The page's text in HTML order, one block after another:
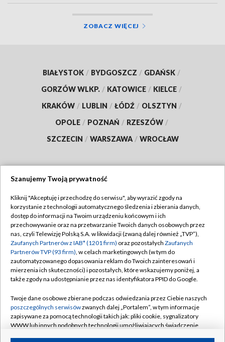
ZOBACZ WIĘCEJ
BIAŁYSTOK / BYDGOSZCZ / GDAŃSK /
GORZÓW WLKP. / KATOWICE / KIELCE /
KRAKÓW / LUBLIN / ŁÓDŹ / OLSZTYN /
OPOLE / POZNAŃ / RZESZÓW /
SZCZECIN / WARSZAWA / WROCŁAW
TVP
Abonament TVP
Emisja w TVP
Centrum informacji TVP
Naziemna Telewizja Cyfrowa
Rada Programowa
System NOS
Informacje o nadawcy
Regulamin TVP
Polityka prywatności
Moje zgody
Pomoc
Kontakt
Kanały
Szanujemy Twoją prywatność
Kliknij "Akceptuję i przechodzę do serwisu", aby wyrazić zgody na
korzystanie z technologii automatycznego śledzenia i zbierania danych,
dostęp do informacji na Twoim urządzeniu końcowym i ich
przechowywanie oraz na przetwarzanie Twoich danych osobowych przez
nas, czyli Telewizję Polską S.A. w likwidacji (zwaną dalej również „TVP”),
Zaufanych Partnerów z IAB* (1201 firm) oraz pozostałych Zaufanych
Partnerów TVP (93 firm), w celach marketingowych (w tym do
zautomatyzowanego dopasowania reklam do Twoich zainteresowań i
mierzenia ich skuteczności) i pozostałych, które wskazujemy poniżej, a
także zgody na udostępnianie przez nas identyfikatora PPID do Google.
Twoje dane osobowe zbierane podczas odwiedzania przez Ciebie naszych
poszczególnych serwisówzwanych dalej „Portalem”, w tym informacje
zapisywane za pomocą technologii takich jak: pliki cookie, sygnalizatory
WWW lub innych podobnych technologii umożliwiających świadczenie